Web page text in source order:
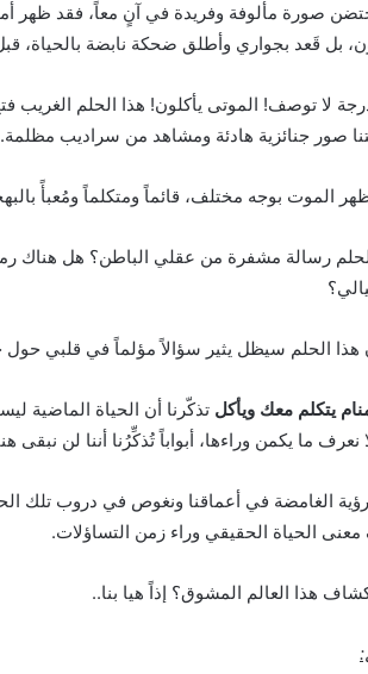
احتضن صورة مألوفة وفريدة في آنٍ معاً، فقد
بل قَعد بجواري وأطلق ضحكة نابضة بالحياة،
لا توصف! الموتى يأكلون! هذا الحلم الغريب
صور جنائزية هادئة ومشاهد من سراديب مظلمة.
الموت بوجه مختلف، قائماً ومتكلماً ومُعبأً
رسالة مشفرة من عقلي الباطن؟ هل هناك
هذا الحلم سيظل يثير سؤالاً مؤلماً في قلبي
يتكلم معك ويأكل تذكّرنا أن الحياة الماضية
نعرف ما يكمن وراءها، أبواباً تُذكِّرُنا أننا لن نبقى
الغامضة في أعماقنا ونغوص في دروب تلك
الحياة الحقيقي وراء زمن التساؤلات.
هذا العالم المشوق؟ إذاً هيا بنا..